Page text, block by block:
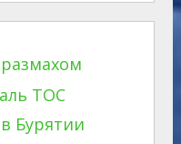
ТОС
Бурятии